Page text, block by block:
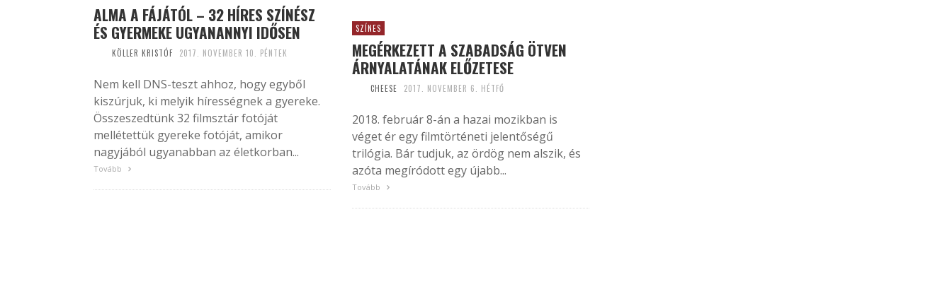
ALMA A FÁJÁTÓL – 32 HÍRES SZÍNÉSZ
ÉS GYERMEKE UGYANANNYI IDŐSEN
KÖLLER KRISTÓF 2017. NOVEMBER 10. PÉNTEK
Nem kell DNS-teszt ahhoz, hogy egyből
kiszúrjuk, ki melyik hírességnek a gyereke.
Összeszedtünk 32 filmsztár fotóját
mellétettük gyereke fotóját, amikor
nagyjából ugyanabban az életkorban...
Tovább
SZÍNES
MEGÉRKEZETT A SZABADSÁG ÖTVEN
ÁRNYALATÁNAK ELŐZETESE
CHEESE 2017. NOVEMBER 6. HÉTFŐ
2018. február 8-án a hazai mozikban is
véget ér egy filmtörténeti jelentőségű
trilógia. Bár tudjuk, az ördög nem alszik, és
azóta megíródott egy újabb...
Tovább